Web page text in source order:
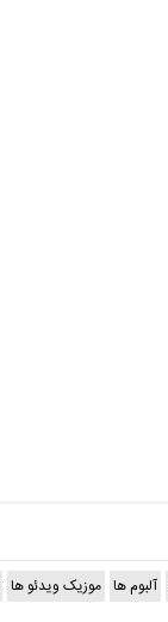
آلبوم ها موزیک ویدئو ها